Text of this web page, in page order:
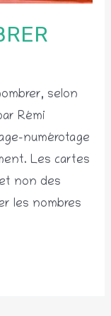
selon
Rémi
numérotage
Les cartes
non des
les nombres